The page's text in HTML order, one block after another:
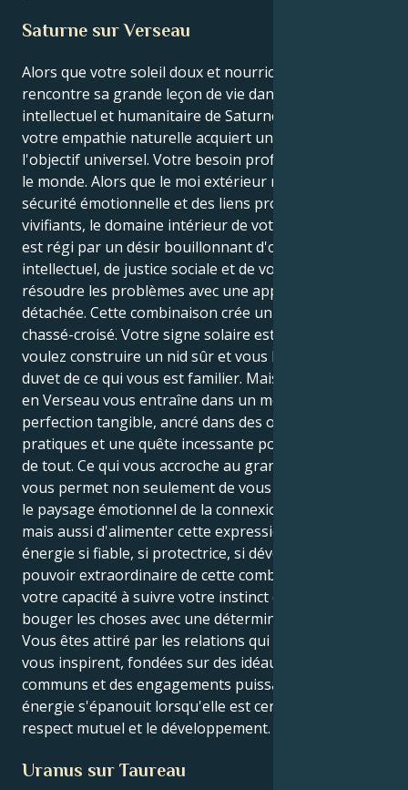
Saturne sur Verseau
Alors que votre soleil doux et nourricier du Cancer
rencontre sa grande leçon de vie dans le domaine
intellectuel et humanitaire de Saturne en Verseau,
votre empathie naturelle acquiert un sens de
l'objectif universel. Votre besoin profond de réparer
le monde. Alors que le moi extérieur recherche la
sécurité émotionnelle et des liens profonds et
vivifiants, le domaine intérieur de votre motivation
est régi par un désir bouillonnant d'ordre
intellectuel, de justice sociale et de volonté de
résoudre les problèmes avec une approche froide et
détachée. Cette combinaison crée un magnifique
chassé-croisé. Votre signe solaire est le Cancer. Vous
voulez construire un nid sûr et vous blottir dans le
duvet de ce qui vous est familier. Mais votre Saturne
en Verseau vous entraîne dans un monde de
perfection tangible, ancré dans des objectifs
pratiques et une quête incessante pour aller au cœur
de tout. Ce qui vous accroche au grand plongeon
vous permet non seulement de vous enfoncer dans
le paysage émotionnel de la connexion humaine,
mais aussi d'alimenter cette expression avec une
énergie si fiable, si protectrice, si dévouée. Le
pouvoir extraordinaire de cette combinaison est
votre capacité à suivre votre instinct et à faire
bouger les choses avec une détermination tranquille.
Vous êtes attiré par les relations qui vous élèvent et
vous inspirent, fondées sur des idéaux spirituels
communs et des engagements puissants. Votre
énergie s'épanouit lorsqu'elle est centrée sur le
respect mutuel et le développement.
Uranus sur Taureau